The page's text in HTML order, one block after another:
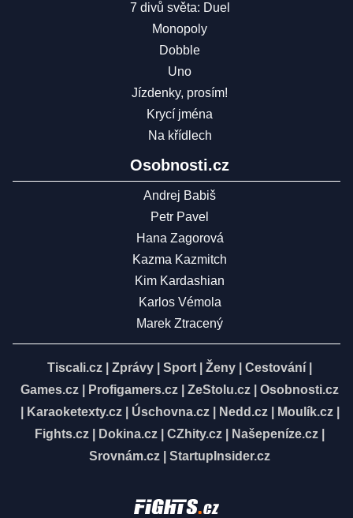
7 divů světa: Duel
Monopoly
Dobble
Uno
Jízdenky, prosím!
Krycí jména
Na křídlech
Osobnosti.cz
Andrej Babiš
Petr Pavel
Hana Zagorová
Kazma Kazmitch
Kim Kardashian
Karlos Vémola
Marek Ztracený
Tiscali.cz Zprávy Sport Ženy Cestování
Games.cz
Profigamers.cz ZeStolu.cz
Osobnosti.cz
Karaoketexty.cz| Úschovna.cz| Nedd.cz| Moulík.cz|
Fights.cz
Dokina.cz CZhity.cz Našepeníze.cz
Srovnám.cz
StartupInsider.cz